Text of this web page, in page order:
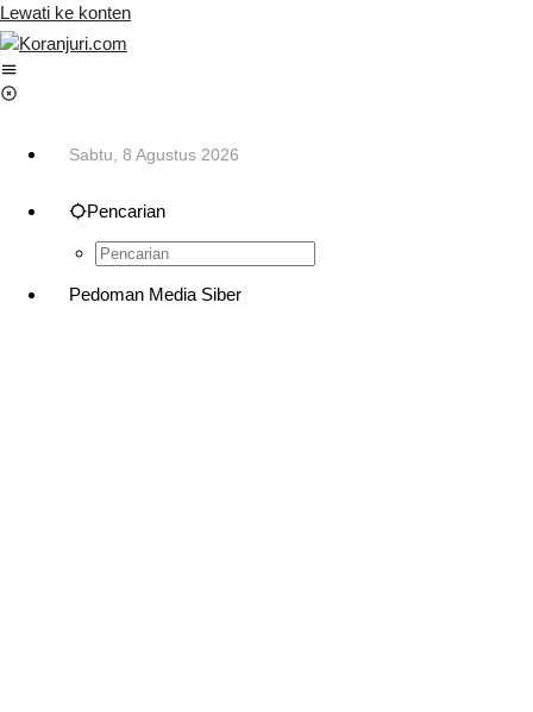
Lewati ke konten
Sabtu, 8 Agustus 2026
Pencarian
Pedoman Media Siber